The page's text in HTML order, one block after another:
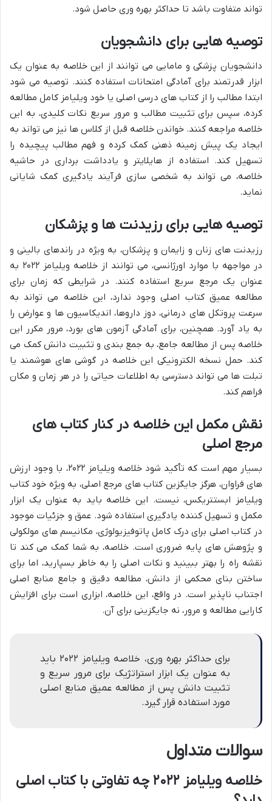
تواند متفاوت باشد تا حداکثر بهره وری حاصل شود.
توصیه هایی برای دانشجویان
دانشجویان پزشکی و مامایی می توانند از این خلاصه به عنوان یک
ابزار قدرتمند برای آمادگی امتحانات استفاده کنند. توصیه می شود
ابتدا مطالب را از کتاب های درسی اصلی یا خود ویلیامز کامل مطالعه
کرده، سپس برای تثبیت مطالب و مرور سریع نکات کلیدی، به این
خلاصه مراجعه کنند. خواندن خلاصه قبل از کلاس ها نیز می تواند به
ایجاد یک پیش زمینه ذهنی کمک کرده و فهم مطالب پیچیده را
تسهیل کند. استفاده از هایلایتر و یادداشت برداری در حاشیه
خلاصه، می تواند به شخصی سازی فرآیند یادگیری کمک شایانی
نماید.
توصیه هایی برای رزیدنت ها و پزشکان
رزیدنت های زنان و زایمان و پزشکان، به ویژه در راندهای بالینی و
در مواجهه با موارد اورژانسی، می توانند از خلاصه ویلیامز ۲۰۲۲ به
عنوان یک مرجع سریع استفاده کنند. در شرایطی که زمان برای
مطالعه عمیق کتاب اصلی وجود ندارد، این خلاصه می تواند به
سرعت پروتکل های درمانی، دوز داروها، اندیکاسیون ها و عوارض را
به یاد آورد. همچنین، برای آمادگی آزمون های بورد، مرور مکرر این
خلاصه پس از مطالعه جامع، به جمع بندی و تثبیت دانش کمک می
کند. حمل نسخه الکترونیکی این خلاصه در گوشی های هوشمند یا
تبلت ها می تواند دسترسی به اطلاعات حیاتی را در هر زمان و مکان
فراهم کند.
نقش مکمل این خلاصه در کنار کتاب های
مرجع اصلی
بسیار مهم است که تأکید شود خلاصه ویلیامز ۲۰۲۲، با وجود ارزش
های فراوان، هرگز جایگزین کتاب های مرجع اصلی، به ویژه خود کتاب
ویلیامز ابستتریکس، نیست. این خلاصه باید به عنوان یک ابزار
مکمل و تسهیل کننده یادگیری استفاده شود. عمق و جزئیات موجود
در کتاب اصلی برای درک کامل پاتوفیزیولوژی، مکانیسم های مولکولی
و پژوهش های پایه ضروری است. خلاصه، به شما کمک می کند تا
نقشه راه را بهتر ببینید و نکات اصلی را به خاطر بسپارید، اما برای
ساختن بنای محکمی از دانش، مطالعه دقیق و جامع منابع اصلی
اجتناب ناپذیر است. در واقع، این خلاصه، ابزاری است برای افزایش
کارایی مطالعه و مرور، نه جایگزینی برای آن.
برای حداکثر بهره وری، خلاصه ویلیامز ۲۰۲۲ باید
به عنوان یک ابزار استراتژیک برای مرور سریع و
تثبیت دانش پس از مطالعه عمیق منابع اصلی
مورد استفاده قرار گیرد.
سوالات متداول
خلاصه ویلیامز ۲۰۲۲ چه تفاوتی با کتاب اصلی